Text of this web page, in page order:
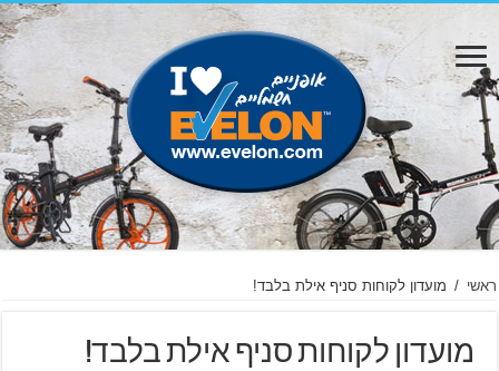
ראשי / מועדון לקוחות סניף אילת בלבד!
מועדון לקוחות סניף אילת בלבד!